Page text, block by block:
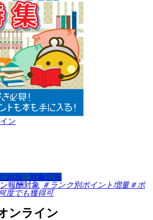
ン
2026：対象広告
報酬対象 ＃ランク別ポイント増量＃ポ
度でも獲得可
ンライン